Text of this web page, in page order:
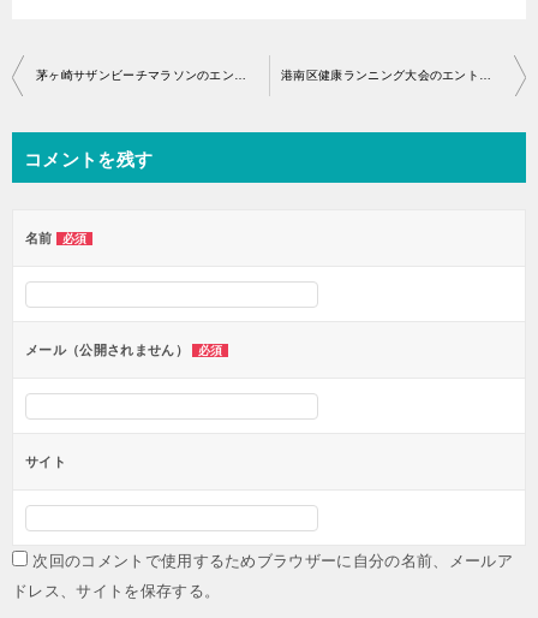
投
稿
ナ
ビ
シ
ョ
ン
コメントを残す
名前 必須
メール（公開されません） 必須
サイト
次回のコメントで使用するためブラウザーに自分の名前、メールア
ドレス、サイトを保存する。